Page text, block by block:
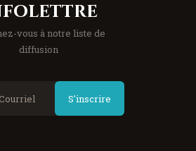
vous à notre liste de
diffusion
S'inscrire